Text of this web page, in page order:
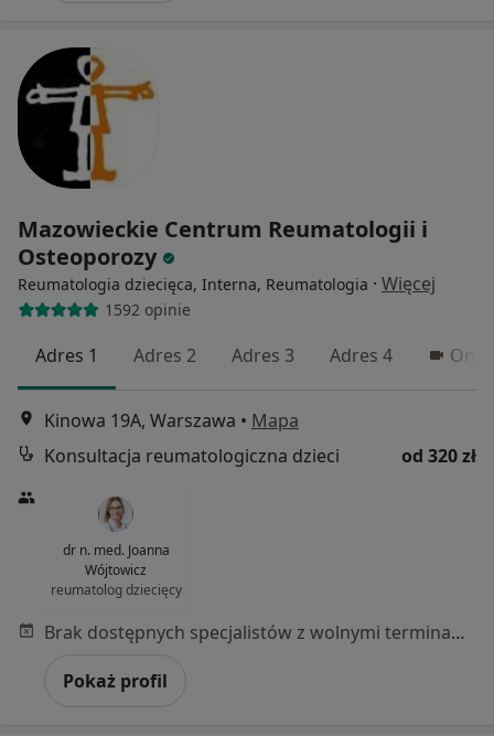
Mazowieckie Centrum Reumatologii i
Osteoporozy
Reumatologia dziecięca, Interna, Reumatologia · Więcej
1592 opinie
Adres 1 Adres 2 Adres 3 Adres 4
Kinowa 19A, Warszawa • Mapa
Konsultacja reumatologiczna dzieci
od 320 zł
dr n. med. Joanna
Wójtowicz
reumatolog dziecięcy
Brak dostępnych specjalistów z wolnymi terminami w tym centrum medycznym.
Pokaż profil